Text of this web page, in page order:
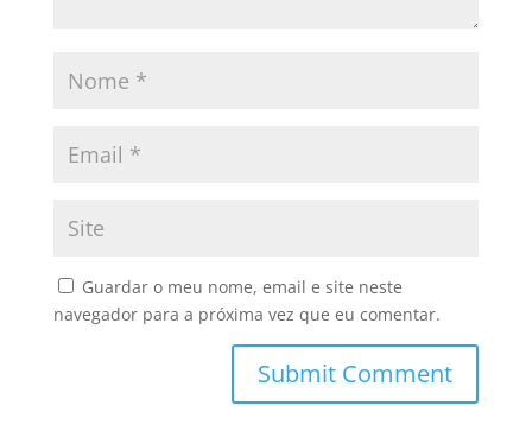
Guardar o meu nome, email e site neste
navegador para a próxima vez que eu comentar.